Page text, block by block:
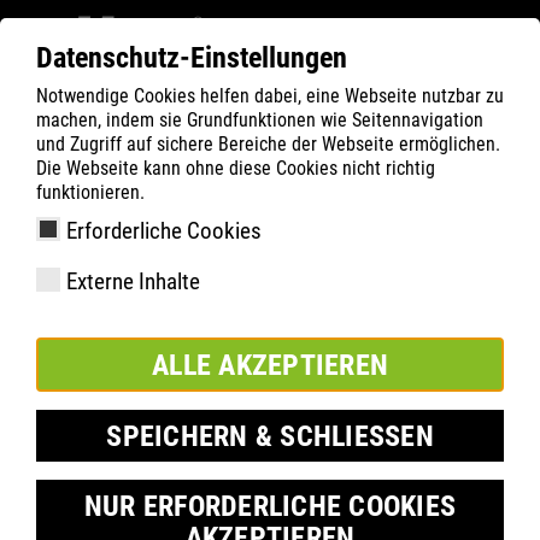
Datenschutz-Einstellungen
Notwendige Cookies helfen dabei, eine Webseite nutzbar zu
machen, indem sie Grundfunktionen wie Seitennavigation
und Zugriff auf sichere Bereiche der Webseite ermöglichen.
Die Webseite kann ohne diese Cookies nicht richtig
funktionieren.
Erforderliche Cookies
Externe Inhalte
ALLE AKZEPTIEREN
SPEICHERN & SCHLIESSEN
NUR ERFORDERLICHE COOKIES
ATLAS Termék keresése
Filter
Cikkszám
ADD A MEGNÉZENDŐ LISTÁHOZ